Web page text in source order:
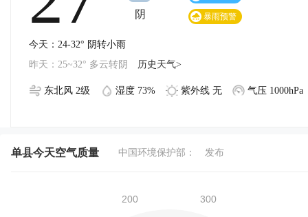
阴 暴雨预警
今天：24-32° 阴转小雨
昨天：25~32° 多云转阴
历史天气>
东北风 2级 湿度 73% 紫外线 无 气压 1000hPa
单县今天空气质量 中国环境保护部： 发布